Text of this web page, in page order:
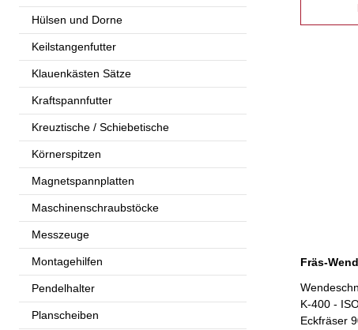
Hülsen und Dorne
Keilstangenfutter
Klauenkästen Sätze
Kraftspannfutter
Kreuztische / Schiebetische
Körnerspitzen
Magnetspannplatten
Maschinenschraubstöcke
Messzeuge
Montagehilfen
Pendelhalter
Planscheiben
K-400 -
Eckfräser